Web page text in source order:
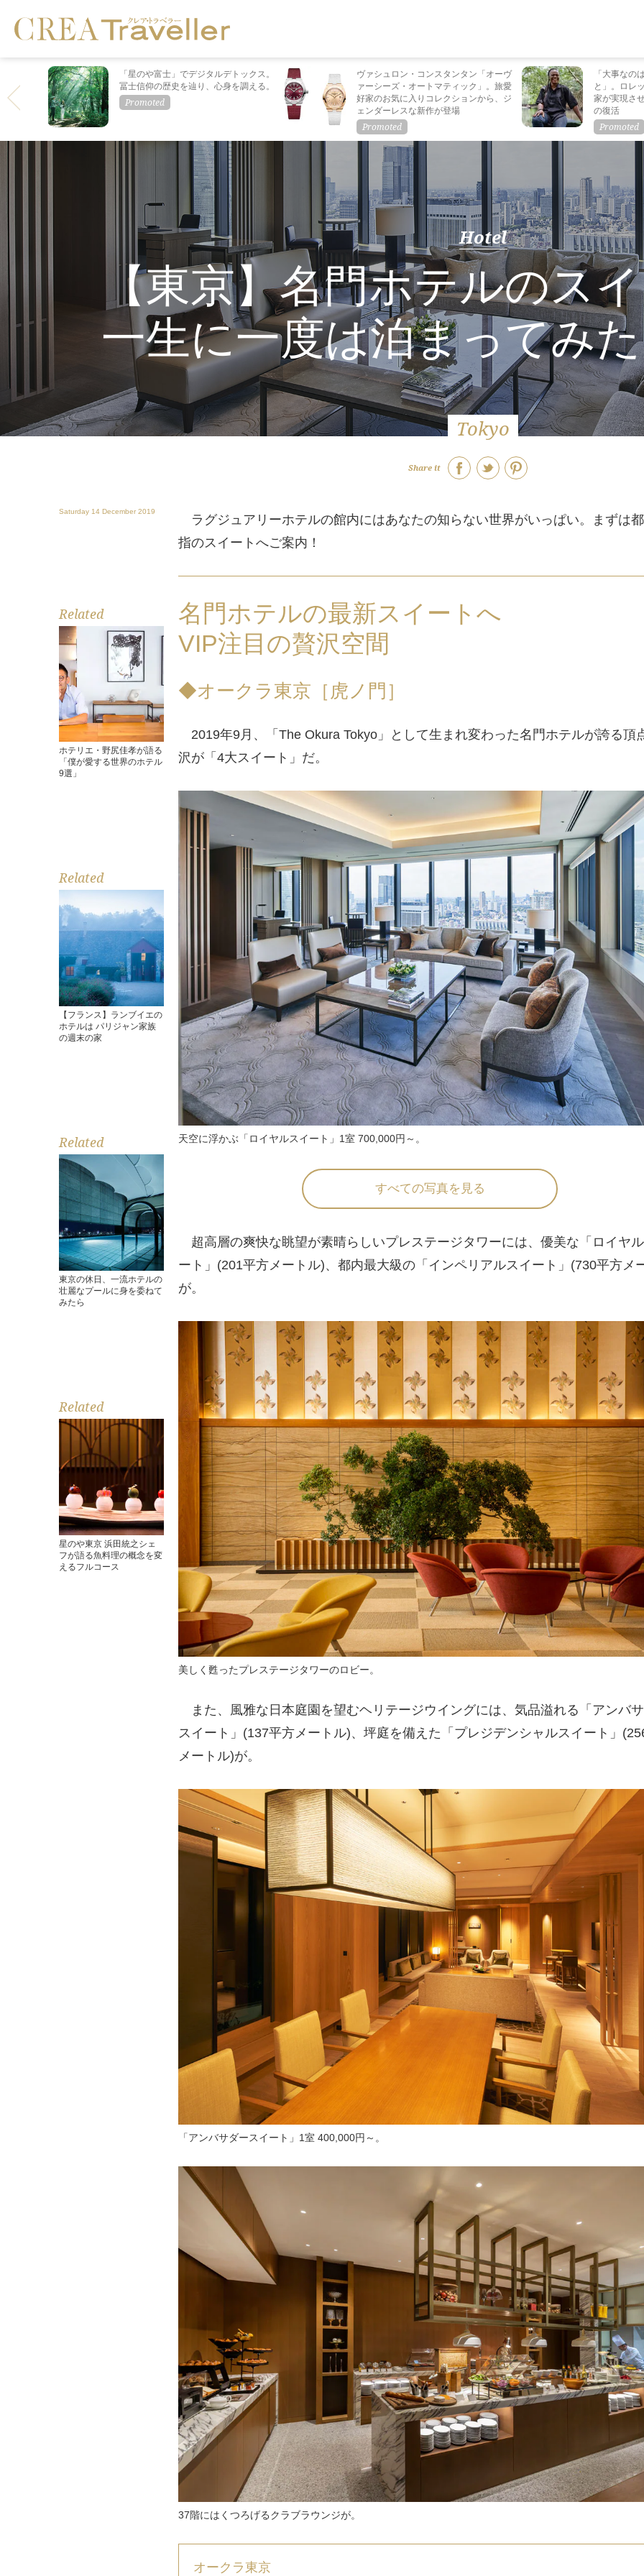
「星のや富士」でデジタルデトックス。
冨士信仰の歴史を辿り、心身を調える。
ヴァシュロン・コンスタンタン「オーヴ
ァーシーズ・オートマティック」。旅愛
好家のお気に入りコレクションから、ジ
ェンダーレスな新作が登場
「大事なの
と」。ロレ
家が実現さ
の復活
Hotel
【東京】名門ホテルのス
一生に一度は泊まってみ
Tokyo
Share it
Saturday 14 December 2019
Related
ホテリエ・野尻佳孝が語る
「僕が愛する世界のホテル
9選」
Related
【フランス】ランブイエの
ホテルは パリジャン家族
の週末の家
Related
東京の休日、一流ホテルの
壮麗なプールに身を委ねて
みたら
Related
星のや東京 浜田統之シェ
フが語る魚料理の概念を変
えるフルコース
ラグジュアリーホテルの館内にはあなたの知らない世界がいっぱい。まずは
指のスイートへご案内！
名門ホテルの最新スイートへ
VIP注目の贅沢空間
◆オークラ東京［虎ノ門］
2019年9月、「The Okura Tokyo」として生まれ変わった名門ホテルが誇る頂
沢が「4大スイート」だ。
天空に浮かぶ「ロイヤルスイート」1室 700,000円～。
すべての写真を見る
超高層の爽快な眺望が素晴らしいプレステージタワーには、優美な「ロイヤ
ート」(201平方メートル)、都内最大級の「インペリアルスイート」(730平方メ
が。
美しく甦ったプレステージタワーのロビー。
また、風雅な日本庭園を望むヘリテージウイングには、気品溢れる「アンバ
スイート」(137平方メートル)、坪庭を備えた「プレジデンシャルスイート」
メートル)が。
「アンバサダースイート」1室 400,000円～。
37階にはくつろげるクラブラウンジが。
オークラ東京